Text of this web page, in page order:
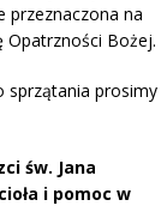
przeznaczona na
Opatrzności Bożej.
sprzątania prosimy
św. Jana
i pomoc w